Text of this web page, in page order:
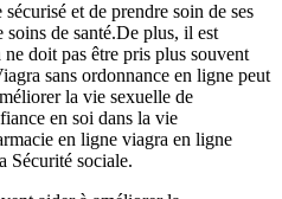
et de prendre soin de ses
soins de santé.De plus, il est
doit pas être pris plus souvent
sans ordonnance en ligne peut
la vie sexuelle de
en soi dans la vie
en ligne viagra en ligne
Sécurité sociale.